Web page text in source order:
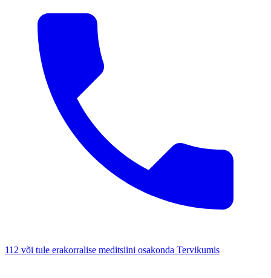
112 või tule erakorralise meditsiini osakonda Tervikumis